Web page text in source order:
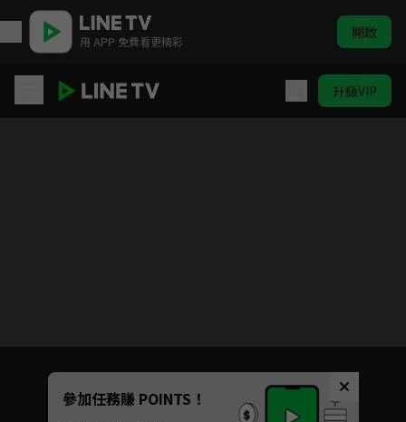
用 APP 免費看更精彩 開啟
升級VIP
Unmute
如有不便請見諒
參加任務賺 POINTS！